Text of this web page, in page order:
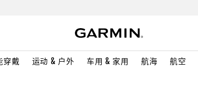
穿戴 运动 & 户外 车用 & 家用 航海 航空